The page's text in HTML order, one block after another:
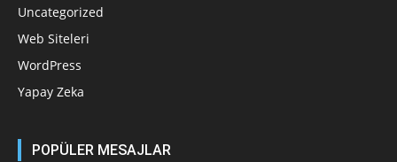
Uncategorized
Web Siteleri
WordPress
Yapay Zeka
POPÜLER MESAJLAR